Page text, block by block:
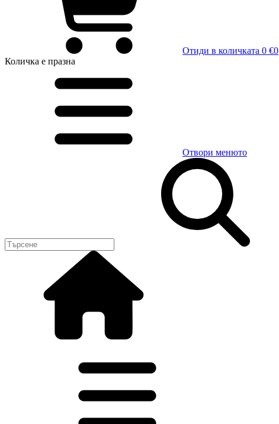
Отиди в количката 0 €0
Количка е празна
Отвори менюто